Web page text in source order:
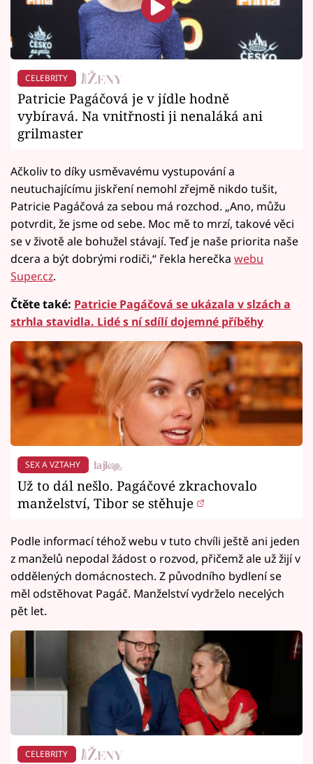
CELEBRITY
Patricie Pagáčová je v jídle hodně
vybíravá. Na vnitřnosti ji nenaláká ani
grilmaster
Ačkoliv to díky usměvavému vystupování a
neutuchajícímu jiskření nemohl zřejmě nikdo tušit,
Patricie Pagáčová za sebou má rozchod. „Ano, můžu
potvrdit, že jsme od sebe. Moc mě to mrzí, takové věci
se v životě ale bohužel stávají. Teď je naše priorita naše
dcera a být dobrými rodiči,“ řekla herečka webu
Super.cz.
Čtěte také: Patricie Pagáčová se ukázala v slzách a
strhla stavidla. Lidé s ní sdílí dojemné příběhy
SEX A VZTAHY
Už to dál nešlo. Pagáčové zkrachovalo
manželství, Tibor se stěhuje
Podle informací téhož webu v tuto chvíli ještě ani jeden
z manželů nepodal žádost o rozvod, přičemž ale už žijí v
oddělených domácnostech. Z původního bydlení se
měl odstěhovat Pagáč. Manželství vydrželo necelých
pět let.
CELEBRITY